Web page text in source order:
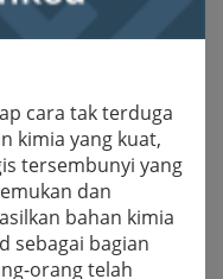
cara tak terduga
kimia yang kuat,
tersembunyi yang
dan
bahan kimia
sebagai bagian
orang telah